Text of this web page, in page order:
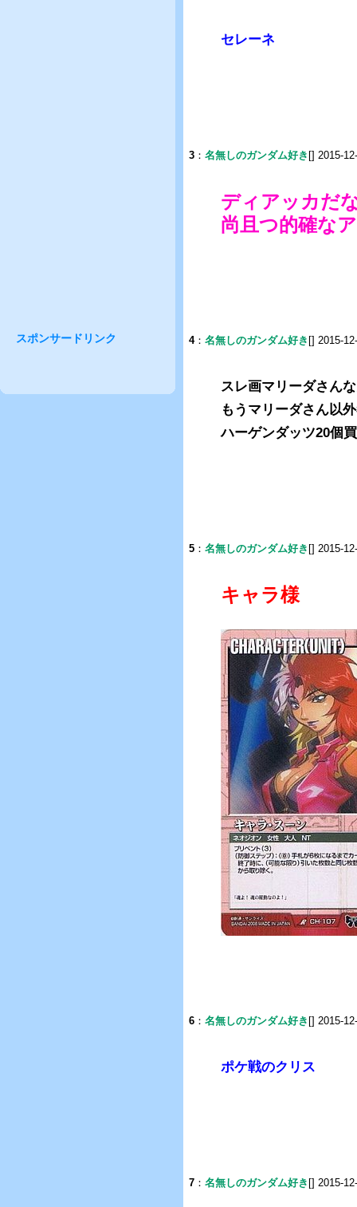
セレーネ
3 ： 名無しのガンダム好き [] 2015-
ディアッカだ
尚且つ的確な
4： 名無しのガンダム好き [] 2015-
スレ画マリーダさん
もうマリーダさん以
ハーゲンダッツ20個
5 ： 名無しのガンダム好き [] 2015-
キャラ様
6 ： 名無しのガンダム好き [] 2015-
ポケ戦のクリス
7 ： 名無しのガンダム好き [] 2015-
スポンサードリンク